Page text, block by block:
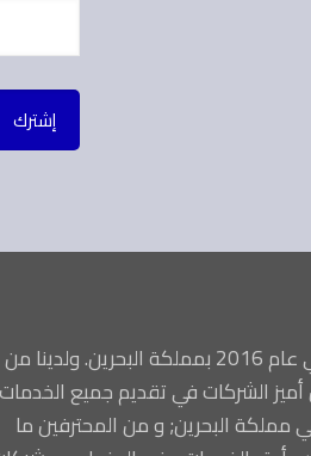
شركة رائدة تأسست في عام 2016 بمملكة البحرين. ولدينا من
أميز الشركات في تقديم جميع الخدمات
مملكة البحرين; و من المحترفين ما